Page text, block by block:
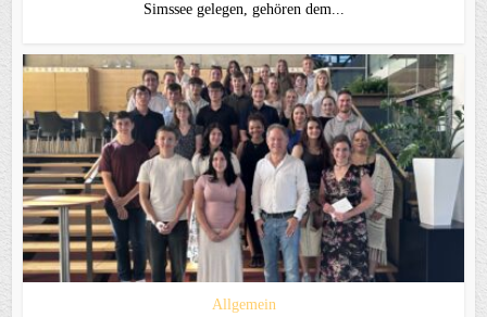
Simssee gelegen, gehören dem...
Allgemein